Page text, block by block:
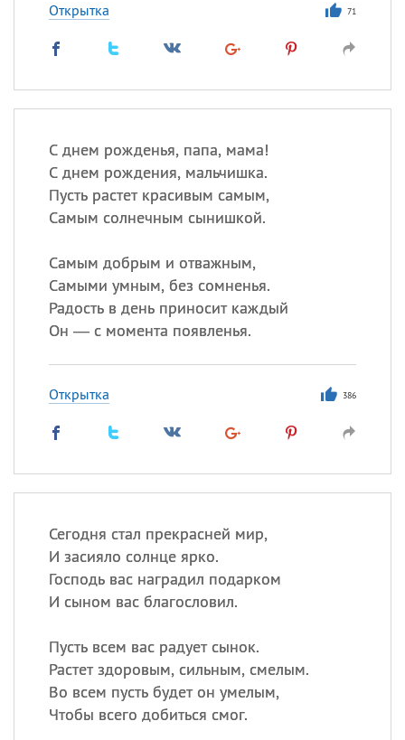
Открытка 71
С днем рожденья, папа, мама!
С днем рождения, мальчишка.
Пусть растет красивым самым,
Самым солнечным сынишкой.
Самым добрым и отважным,
Самыми умным, без сомненья.
Радость в день приносит каждый
Он — с момента появленья.
Открытка 386
Сегодня стал прекрасней мир,
И засияло солнце ярко.
Господь вас наградил подарком
И сыном вас благословил.
Пусть всем вас радует сынок.
Растет здоровым, сильным, смелым.
Во всем пусть будет он умелым,
Чтобы всего добиться смог.